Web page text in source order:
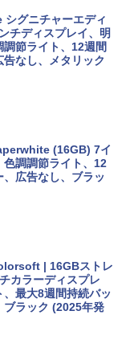
16インチ パソコ
ASUS HP dyna
Air M5チップ搭載
ク：AIとApple Intell
Liquid Retinaディ
ファイドメモリ、1
ーボード、Touch I
】 HP ノートパソコ
メモリ 512GB
を含む】 【オンラ
ロブロックス |オン
ロブロックス | オン
|PC2台
Edition | オンライ
素人 でも安心 使い
入門シリーズ
思い通りの絵を引き
・カタログ: 本体ハ
ミュレータ紹介
グニチャーエディ
チディスプレイ、明
節ライト、12週間
なし、メタリック
(16GB) 7イ
色調調節ライト、12
広告なし、ブラッ
| 16GBストレ
カラーディスプレ
最大8週間持続バッ
ブラック (2025年発